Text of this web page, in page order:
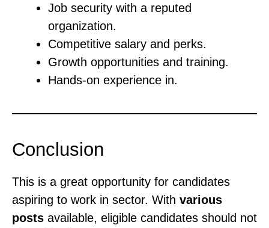
Job security with a reputed
organization.
Competitive salary and perks.
Growth opportunities and training.
Hands-on experience in.
Conclusion
This is a great opportunity for candidates
aspiring to work in sector. With various
posts available, eligible candidates should not